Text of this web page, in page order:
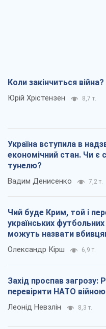
Коли закінчиться війна?
Юрій Хрістензен 8,7 т.
Україна вступила в
економічний стан. Чи є
тунелю?
Вадим Денисенко 7,2 т.
Чий буде Крим, той і
українських
можуть назвати
Олександр Кірш 6,9 т.
Захід проспав загрозу:
перевірити НАТО війною
Леонід Невзлін 8,3 т.